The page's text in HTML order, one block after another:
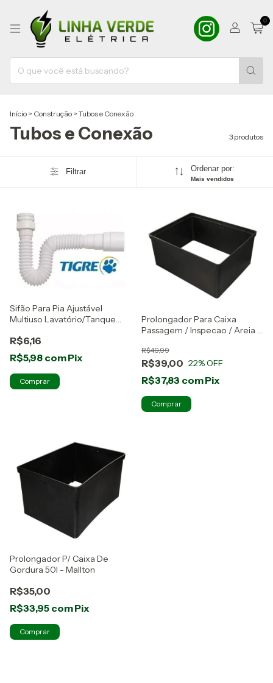
0
Início > Construção > Tubos e Conexão
Tubos e Conexão 3 produtos
Filtrar Ordenar por:
Mais vendidos
Sifão Para Pia Ajustável
Multiuso Lavatório/Tanque
R$6,16
R$5,98 comPix
Prolongador Para Caixa
Passagem / Inspecao / Areia -
R$39,00
R$49,99
22% OFF
R$37,83 comPix
Prolongador P/ Caixa De
Gordura 50l - Mallton
R$35,00
R$33,95 comPix